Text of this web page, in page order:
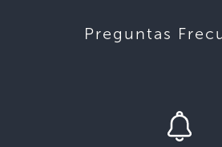
Preguntas